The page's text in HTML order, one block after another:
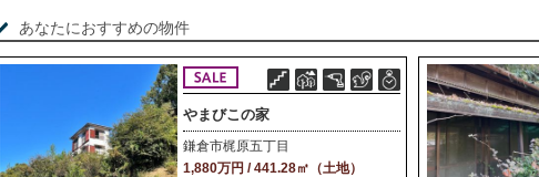
あなたにおすすめの物件
やまびこの家
鎌倉市梶原五丁目
1,880万円 / 441.28㎡（土地）